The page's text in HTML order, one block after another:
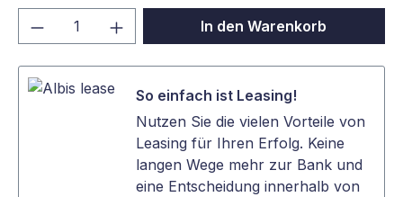
Produkt Anzahl: Gib denIn den Warenkorb
So einfach ist Leasing!
Nutzen Sie die vielen Vorteile von
Leasing für Ihren Erfolg. Keine
langen Wege mehr zur Bank und
eine Entscheidung innerhalb von